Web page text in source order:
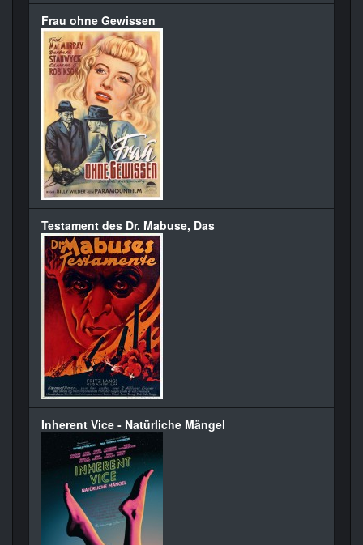
Frau ohne Gewissen
Testament des Dr. Mabuse, Das
Inherent Vice - Natürliche Mängel